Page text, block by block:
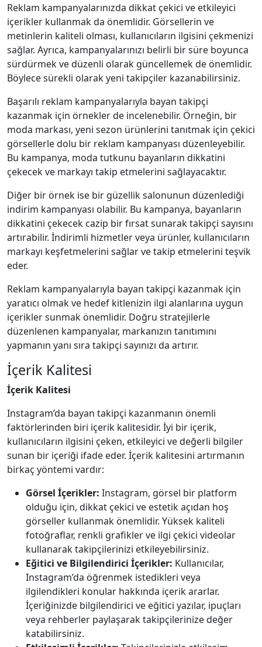
Reklam kampanyalarınızda dikkat çekici ve etkileyici
içerikler kullanmak da önemlidir. Görsellerin ve
metinlerin kaliteli olması, kullanıcıların ilgisini çekmenizi
sağlar. Ayrıca, kampanyalarınızı belirli bir süre boyunca
sürdürmek ve düzenli olarak güncellemek de önemlidir.
Böylece sürekli olarak yeni takipçiler kazanabilirsiniz.
Başarılı reklam kampanyalarıyla bayan takipçi
kazanmak için örnekler de incelenebilir. Örneğin, bir
moda markası, yeni sezon ürünlerini tanıtmak için çekici
görsellerle dolu bir reklam kampanyası düzenleyebilir.
Bu kampanya, moda tutkunu bayanların dikkatini
çekecek ve markayı takip etmelerini sağlayacaktır.
Diğer bir örnek ise bir güzellik salonunun düzenlediği
indirim kampanyası olabilir. Bu kampanya, bayanların
dikkatini çekecek cazip bir fırsat sunarak takipçi sayısını
artırabilir. İndirimli hizmetler veya ürünler, kullanıcıların
markayı keşfetmelerini sağlar ve takip etmelerini teşvik
eder.
Reklam kampanyalarıyla bayan takipçi kazanmak için
yaratıcı olmak ve hedef kitlenizin ilgi alanlarına uygun
içerikler sunmak önemlidir. Doğru stratejilerle
düzenlenen kampanyalar, markanızın tanıtımını
yapmanın yanı sıra takipçi sayınızı da artırır.
İçerik Kalitesi
İçerik Kalitesi
Instagram’da bayan takipçi kazanmanın önemli
faktörlerinden biri içerik kalitesidir. İyi bir içerik,
kullanıcıların ilgisini çeken, etkileyici ve değerli bilgiler
sunan bir içeriği ifade eder. İçerik kalitesini artırmanın
birkaç yöntemi vardır:
Görsel İçerikler: Instagram, görsel bir platform
olduğu için, dikkat çekici ve estetik açıdan hoş
görseller kullanmak önemlidir. Yüksek kaliteli
fotoğraflar, renkli grafikler ve ilgi çekici videolar
kullanarak takipçilerinizi etkileyebilirsiniz.
Eğitici ve Bilgilendirici İçerikler: Kullanıcılar,
Instagram’da öğrenmek istedikleri veya
ilgilendikleri konular hakkında içerik ararlar.
İçeriğinizde bilgilendirici ve eğitici yazılar, ipuçları
veya rehberler paylaşarak takipçilerinize değer
katabilirsiniz.